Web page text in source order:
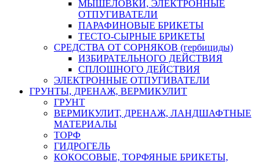
МЫШЕЛОВКИ, ЭЛЕКТРОННЫЕ
ОТПУГИВАТЕЛИ
ПАРАФИНОВЫЕ БРИКЕТЫ
ТЕСТО-СЫРНЫЕ БРИКЕТЫ
СРЕДСТВА ОТ СОРНЯКОВ (гербициды)
ИЗБИРАТЕЛЬНОГО ДЕЙСТВИЯ
СПЛОШНОГО ДЕЙСТВИЯ
ЭЛЕКТРОННЫЕ ОТПУГИВАТЕЛИ
ГРУНТЫ, ДРЕНАЖ, ВЕРМИКУЛИТ
ГРУНТ
ВЕРМИКУЛИТ, ДРЕНАЖ, ЛАНДШАФТНЫЕ
МАТЕРИАЛЫ
ТОРФ
ГИДРОГЕЛЬ
КОКОСОВЫЕ, ТОРФЯНЫЕ БРИКЕТЫ,